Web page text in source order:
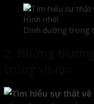
Dinh dưỡng trong